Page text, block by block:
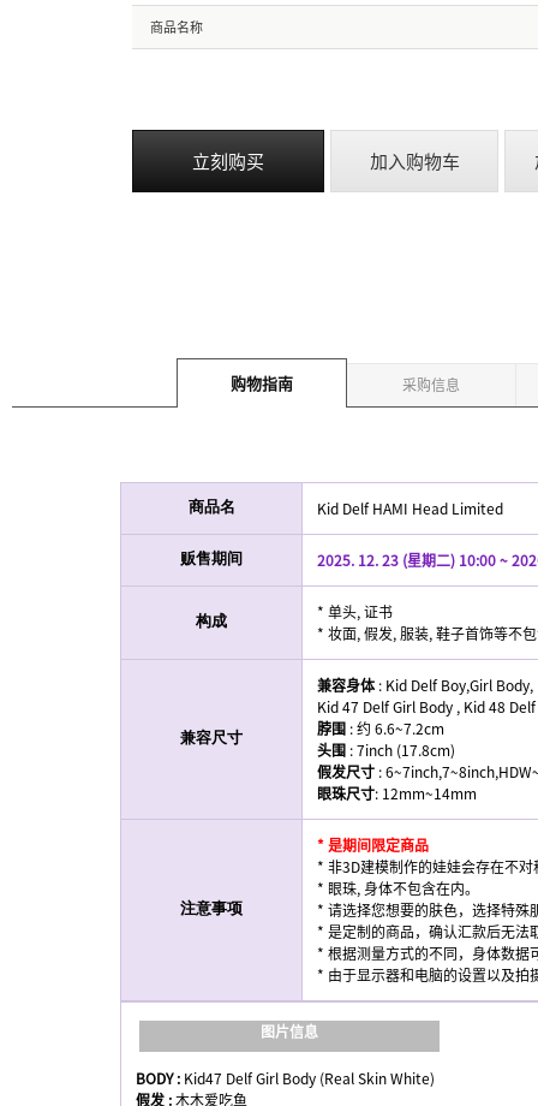
商品名称
立刻购买 加入购物车
购物指南 采购信息
商品名 Kid Delf HAMI Head Limited
贩售期间 2025. 12. 23 (星期二) 10:00 ~
构成
* 单头, 证书
* 妆面, 假发, 服装, 鞋子首饰等不
兼容尺寸
兼容身体 : Kid Delf Boy,Girl
Kid 47 Delf Girl Body , Kid 48
脖围 : 约 6.6~7.2cm
头围 : 7inch (17.8cm)
假发尺寸 :
眼珠尺寸: 12mm~14mm
注意事项
* 是期间限定商品
* 非3D建模制作的娃娃会存在不对
* 眼珠, 身体不包含在内。
* 请选择您想要的肤色，选择特殊
* 是定制的商品，确认汇款后无法
* 根据测量方式的不同，身体数据
* 由于显示器和电脑的设置以及拍
图片信息
BODY : Kid47 Delf Girl Body (Real Skin White)
假发 :木木爱吃鱼